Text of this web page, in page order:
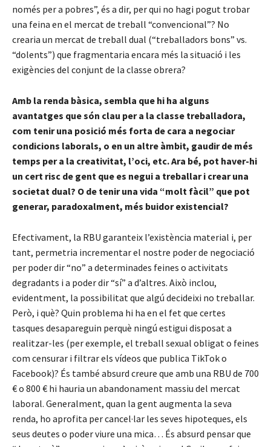
només per a pobres”, és a dir, per qui no hagi pogut trobar
una feina en el mercat de treball “convencional”? No
crearia un mercat de treball dual (“treballadors bons” vs.
“dolents”) que fragmentaria encara més la situació i les
exigències del conjunt de la classe obrera?
Amb la renda bàsica, sembla que hi ha alguns
avantatges que són clau per a la classe treballadora,
com tenir una posició més forta de cara a negociar
condicions laborals, o en un altre àmbit, gaudir de més
temps per a la creativitat, l’oci, etc. Ara bé, pot haver-hi
un cert risc de gent que es negui a treballar i crear una
societat dual? O de tenir una vida “molt fàcil” que pot
generar, paradoxalment, més buidor existencial?
Efectivament, la RBU garanteix l’existència material i, per
tant, permetria incrementar el nostre poder de negociació
per poder dir “no” a determinades feines o activitats
degradants i a poder dir “sí” a d’altres. Això inclou,
evidentment, la possibilitat que algú decideixi no treballar.
Però, i què? Quin problema hi ha en el fet que certes
tasques desapareguin perquè ningú estigui disposat a
realitzar-les (per exemple, el treball sexual obligat o feines
com censurar i filtrar els vídeos que publica TikTok o
Facebook)? És també absurd creure que amb una RBU de 700
€ o 800 € hi hauria un abandonament massiu del mercat
laboral. Generalment, quan la gent augmenta la seva
renda, ho aprofita per cancel·lar les seves hipoteques, els
seus deutes o poder viure una mica… És absurd pensar que